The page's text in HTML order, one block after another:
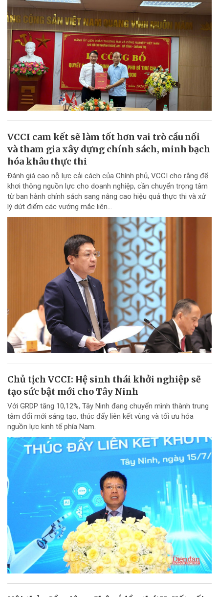
VCCI cam kết sẽ làm tốt hơn vai trò cầu nối
và tham gia xây dựng chính sách, minh bạch
hóa khâu thực thi
Đánh giá cao nỗ lực cải cách của Chính phủ, VCCI cho rằng để
khơi thông nguồn lực cho doanh nghiệp, cần chuyển trọng tâm
từ ban hành chính sách sang nâng cao hiệu quả thực thi và xử
lý dứt điểm các vướng mắc liên...
Chủ tịch VCCI: Hệ sinh thái khởi nghiệp sẽ
tạo sức bật mới cho Tây Ninh
Với GRDP tăng 10,12%, Tây Ninh đang chuyển mình thành trung
tâm đổi mới sáng tạo, thúc đẩy liên kết vùng và tối ưu hóa
nguồn lực kinh tế phía Nam.